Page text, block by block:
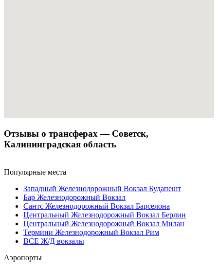
Отзывы о трансферах — Советск,
Калининградская область
Популярные места
Западный Железнодорожный Вокзал Будапешт
Бар Железнодорожный Вокзал
Сантс Железнодорожный Вокзал Барселона
Центральный Железнодорожный Вокзал Берлин
Центральный Железнодорожный Вокзал Милан
Термини Железнодорожный Вокзал Рим
ВСЕ Ж/Д вокзалы
Аэропорты